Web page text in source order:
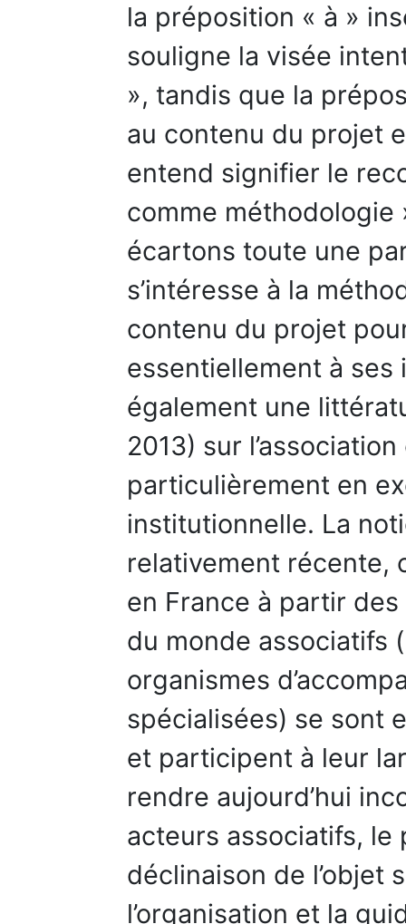
la préposition « à »
souligne la visée
», tandis que la
au contenu du projet
entend signifier le
comme méthodologie
écartons toute une
s’intéresse à la
contenu du projet
essentiellement à ses
également une
2013) sur
particulièrement en
institutionnelle. La
relativement récente,
en France à partir
du monde associatifs
organismes
spécialisées) se sont
et participent à leur
rendre aujourd’hui
acteurs associatifs,
déclinaison de l’objet
l’organisation et la